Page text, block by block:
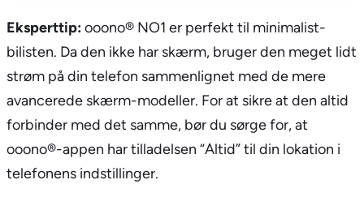
Eksperttip:ooono® NO1 er perfekt til minimalist-
bilisten. Da den ikke har skærm, bruger den meget lidt
strøm på din telefon sammenlignet med de mere
avancerede skærm-modeller. For at sikre at den altid
forbinder med det samme, bør du sørge for, at
ooono®-appen har tilladelsen “Altid” til din lokation i
telefonens indstillinger.